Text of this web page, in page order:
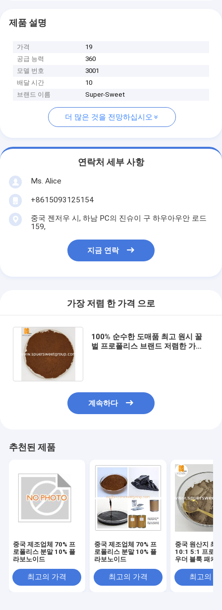
제품 설명
가격
19
공급 능력
360
모델 번호
3001
배달 시간
10
브랜드 이름
Super-Sweet
더 많은 것을 전망하십시오
연락처 세부 사항
Ms. Alice
+8615093125154
중국 젠저우 시, 하남 PC의 진슈이 구 하우아우안 로드
159,
지금 연락
가장 저렴 한 가격 으로
100% 순수한 도매품 최고 원시 꿀
벌 프로폴리스 브랜드 저렴한 가격
계속하다
추천된 제품
중국 제조업체 70% 프
로폴리스 분말 10% 플
라보노이드
최고의 가격
중국 제조업체 70% 프
로폴리스 분말 10% 플
라보노이드
최고의 가격
중국 원산지 최
10:1 5:1 프로
우더 블룩 패키
최고의